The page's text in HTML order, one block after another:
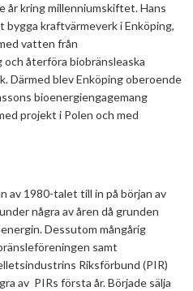
år kring millenniumskiftet. Hans
kraftvärmeverk i Enköping,
vatten från
återföra biobränsleaska
Därmed blev Enköping oberoende
bioenergiengagemang
projekt i Polen och med
av 1980-talet till in på början av
några av åren då grunden
Dessutom mångårig
samt
Riksförbund (PIR)
av PIRs första år. Började sälja